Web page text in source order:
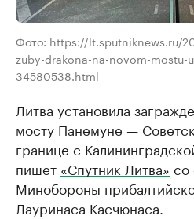
Фото: https://lt.sputniknews.ru/
zuby-drakona-na-novom-mostu-
34580538.html
Литва установила
мосту Панемуне —
границе с
пишет «Спутник Литва» со
Минобороны
Лауринаса Касчюнаса.